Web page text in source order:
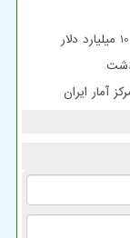
آمار ایران